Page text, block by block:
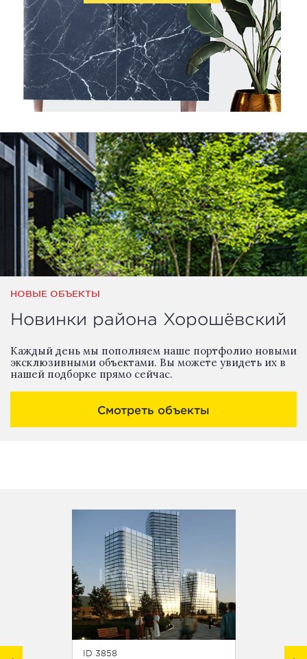
НОВЫЕ ОБЪЕКТЫ
Новинки района Хорошёвский
Каждый день мы пополняем наше портфолио новыми
эксклюзивными объектами. Вы можете увидеть их в
нашей подборке прямо сейчас.
Смотреть объекты
ID 3858